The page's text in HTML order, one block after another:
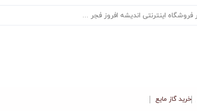
خرید گاز مایع